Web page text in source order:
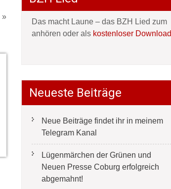
»
Das macht Laune – das BZH Lied zum
anhören oder als kostenloser Download
Neueste Beiträge
Neue Beiträge findet ihr in meinem
Telegram Kanal
Lügenmärchen der Grünen und
Neuen Presse Coburg erfolgreich
abgemahnt!